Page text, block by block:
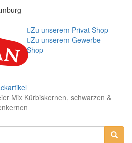
Zu unserem Privat Shop
Zu unserem Gewerbe
Shop
Mix Kürbiskernen, schwarzen &